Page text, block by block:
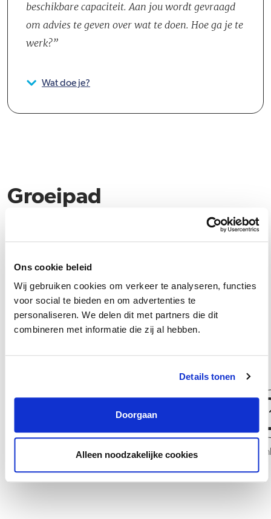
Ons cookie beleid
Wij gebruiken cookies om verkeer te analyseren, functies
voor social te bieden en om advertenties te
personaliseren. We delen dit met partners die dit
combineren met informatie die zij al hebben.
Details tonen
Doorgaan
Alleen noodzakelijke cookies
beschikbare capaciteit. Aan jou wordt gevraagd
om advies te geven over wat te doen. Hoe ga je te
werk?
Wat doe je?
Groeipad
Bij CB is jouw groei net zo belangrijk als de groei van ons bedrijf. Of
je nu al jaren in het vak zit of net je diploma hebt behaald; wij bieden
persoonlijke ontwikkeling. Iedere collega beschikt over een eigen
ontwikkelplan en kan gebruikmaken van coachingstrajecten,
functie is, is er nog geen gedefinieerd groeipad. Jouw volgende
Analist